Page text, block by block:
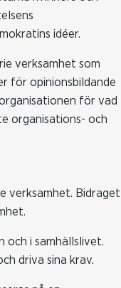
idéer.
verksamhet som
för opinionsbildande
för vad
organisations- och
verksamhet. Bidraget
och i samhällslivet.
driva sina krav.